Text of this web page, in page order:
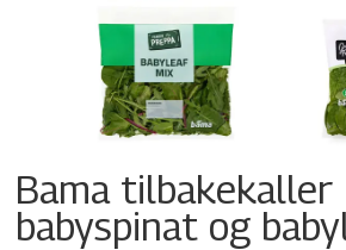
Bama tilbakekaller
babyspinat og